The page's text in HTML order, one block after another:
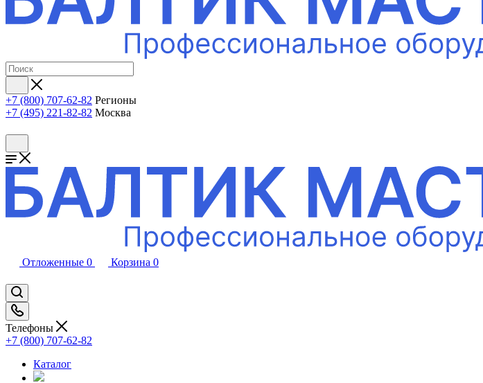
+7 (800) 707-62-82 Регионы
+7 (495) 221-82-82 Москва
Отложенные 0 Корзина 0
Телефоны
+7 (800) 707-62-82
Каталог